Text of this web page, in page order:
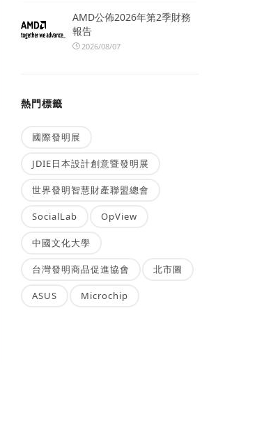
AMD公佈2026年第2季財務
報告
2026/08/07
熱門標籤
國際發明展
JDIE日本設計創意暨發明展
世界發明智慧財產聯盟總會
SocialLab OpView
中國文化大學
台灣發明商品促進協會 北市圖
ASUS Microchip